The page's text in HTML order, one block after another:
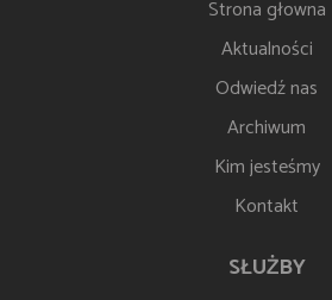
Strona głowna
Aktualności
Odwiedź nas
Archiwum
Kim jesteśmy
Kontakt
SŁUŻBY